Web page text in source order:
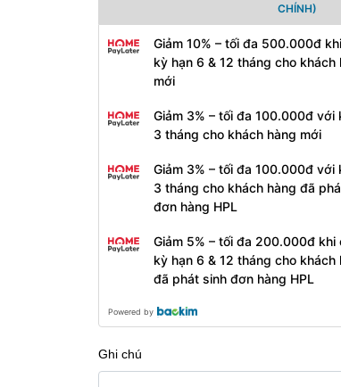
CHÍNH)
Giảm 10% – tối đa 500.000đ
kỳ hạn 6 & 12 tháng cho khách
mới
Giảm 3% – tối đa 100.000đ với
3 tháng cho khách hàng mới
Giảm 3% – tối đa 100.000đ với
3 tháng cho khách hàng đã
đơn hàng HPL
Giảm 5% – tối đa 200.000đ khi
kỳ hạn 6 & 12 tháng cho khách
đã phát sinh đơn hàng HPL
Powered by
Ghi chú